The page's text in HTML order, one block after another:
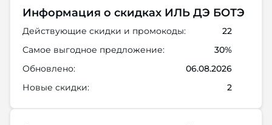
Информация о скидках ИЛЬ ДЭ БОТЭ
Действующие скидки и промокоды:
22
Самое выгодное предложение:
30%
Обновлено:
06.08.2026
Новые скидки:
2